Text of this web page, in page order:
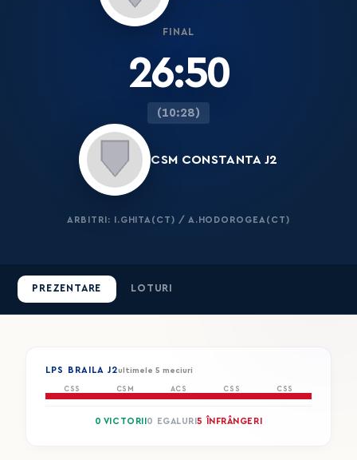
FINAL
26:50
(10:28)
CSM CONSTANTA J2
ARBITRI: I.GHITA(CT) / A.HODOROGEA(CT)
PREZENTARE LOTURI
LPS BRAILA J2ultimele 5 meciuri
CSS CSM ACS CSS CSS
0 VICTORII 0 EGALURI5 ÎNFRÂNGERI